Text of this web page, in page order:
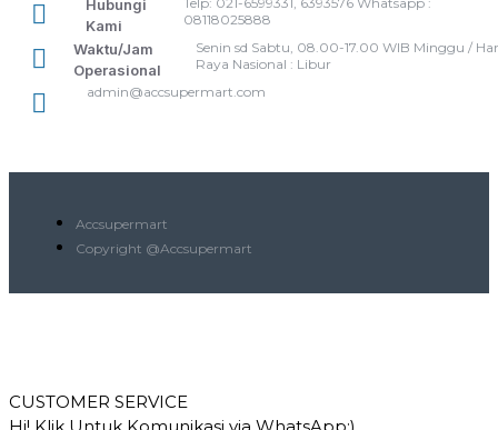
Hubungi
Kami
08118025888
Waktu/Jam
Operasional
Senin sd Sabtu, 08.00-17.00 WIB Minggu /
Raya Nasional : Libur
admin@accsupermart.com
Accsupermart
Copyright @Accsupermart
CUSTOMER SERVICE